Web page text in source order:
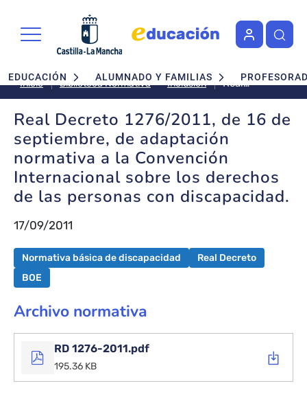
Navegación principal
EDUCACIÓN ALUMNADO Y FAMILIAS
Inicio Biblioteca Normativa Inclusión
Real
Decreto
1276/2011,
de 16 de
septiembre,
de
adaptación
normativa
a la
sobre los
derechos
Real Decreto 1276/2011, de 16 de
septiembre, de adaptación
normativa a la Convención
Internacional sobre los derechos
de las personas con discapacidad.
17/09/2011
Normativa básica de discapacidad
Real Decreto
BOE
Archivo normativa
RD 1276-2011.pdf
195.36 KB